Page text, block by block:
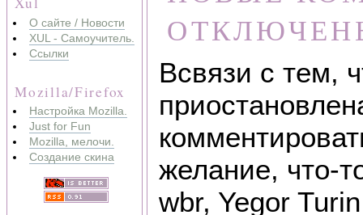
О сайте / Новости
XUL - Самоучитель.
Ссылки
Mozilla/Firefox
Настройка Mozilla.
Just for Fun
Mozilla, мелочи.
Создание скина
Всвязи с тем,
желание, что-
wbr, Yegor